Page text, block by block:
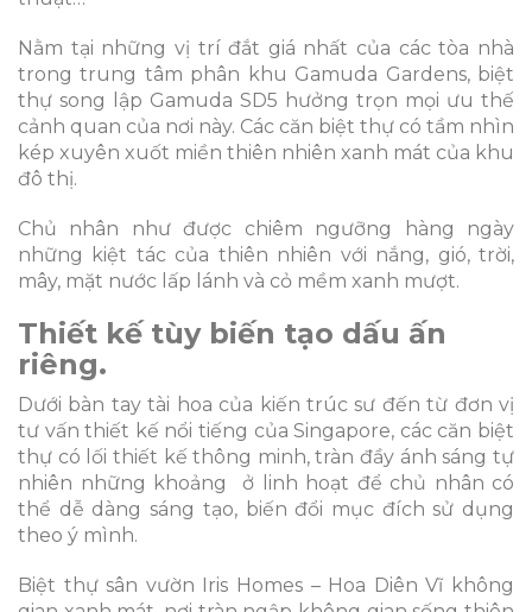
Nằm tại những vị trí đắt giá nhất của các tòa nhà
trong trung tâm phân khu Gamuda Gardens, biệt
thự song lập Gamuda SD5 hưởng trọn mọi ưu thế
cảnh quan của nơi này. Các căn biệt thự có tầm nhìn
kép xuyên xuốt miền thiên nhiên xanh mát của khu
đô thị.
Chủ nhân như được chiêm ngưỡng hàng ngày
những kiệt tác của thiên nhiên với nắng, gió, trời,
mây, mặt nước lấp lánh và cỏ mềm xanh mượt.
Thiết kế tùy biến tạo dấu ấn
riêng.
Dưới bàn tay tài hoa của kiến trúc sư đến từ đơn vị
tư vấn thiết kế nổi tiếng của Singapore, các căn biệt
thự có lối thiết kế thông minh, tràn đầy ánh sáng tự
nhiên những khoảng ở linh hoạt để chủ nhân có
thể dễ dàng sáng tạo, biến đổi mục đích sử dụng
theo ý mình.
Biệt thự sân vườn Iris Homes – Hoa Diên Vĩ không